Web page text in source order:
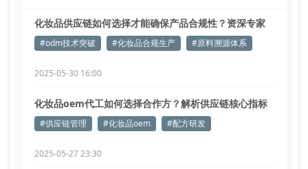
化妆品供应链如何选择才能确保产品合规性？资深专家
深度剖析
#odm技术突破 #化妆品合规生产 #原料溯源体系
2025-05-30 16:00
化妆品oem代工如何选择合作方？解析供应链核心指标
#供应链管理 #化妆品oem #配方研发
2025-05-27 23:30